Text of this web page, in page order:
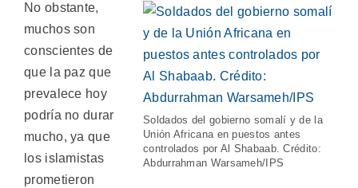
Soldados del gobierno somalí y de la
Unión Africana en puestos antes
controlados por Al Shabaab. Crédito:
Abdurrahman Warsameh/IPS
No obstante,
muchos son
conscientes de
que la paz que
prevalece hoy
podría no durar
mucho, ya que
los islamistas
prometieron